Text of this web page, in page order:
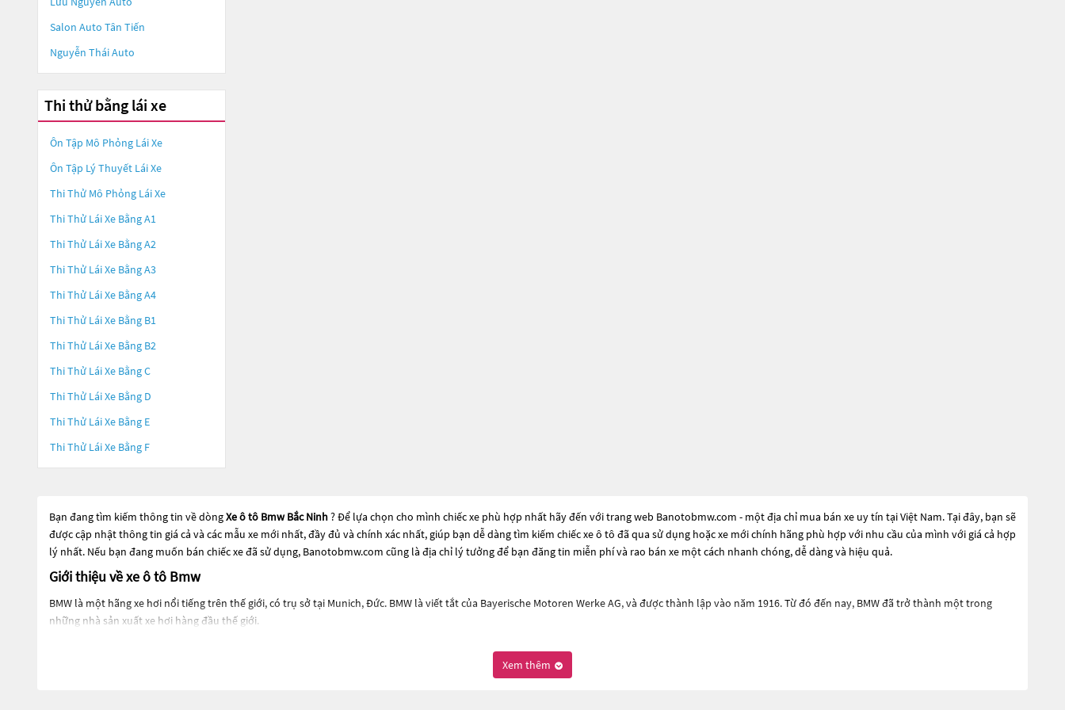
Salon Auto Tân Tiến
Nguyễn Thái Auto
Thi thử bằng lái xe
Ôn Tập Mô Phỏng Lái Xe
Ôn Tập Lý Thuyết Lái Xe
Thi Thử Mô Phỏng Lái Xe
Thi Thử Lái Xe Bằng A1
Thi Thử Lái Xe Bằng A2
Thi Thử Lái Xe Bằng A3
Thi Thử Lái Xe Bằng A4
Thi Thử Lái Xe Bằng B1
Thi Thử Lái Xe Bằng B2
Thi Thử Lái Xe Bằng C
Thi Thử Lái Xe Bằng D
Thi Thử Lái Xe Bằng E
Thi Thử Lái Xe Bằng F
Bạn đang tìm kiếm thông tin về dòngXe ô tô Bmw Bắc Ninh? Để lựa chọn cho mình chiếc xe phù hợp nhất hãy đến với trang web Banotobmw.com - một địa chỉ mua bán xe uy tín tại Việt Nam. Tại đây, bạn sẽ
được cập nhật thông tin giá cả và các mẫu xe mới nhất, đầy đủ và chính xác nhất, giúp bạn dễ dàng tìm kiếm chiếc xe ô tô đã qua sử dụng hoặc xe mới chính hãng phù hợp với nhu cầu của mình với giá cả hợp
lý nhất. Nếu bạn đang muốn bán chiếc xe đã sử dụng, Banotobmw.com cũng là địa chỉ lý tưởng để bạn đăng tin miễn phí và rao bán xe một cách nhanh chóng, dễ dàng và hiệu quả.
Giới thiệu về xe ô tô Bmw
BMW là một hãng xe hơi nổi tiếng trên thế giới, có trụ sở tại Munich, Đức. BMW là viết tắt của Bayerische Motoren Werke AG, và được thành lập vào năm 1916. Từ đó đến nay, BMW đã trở thành một trong
những nhà sản xuất xe hơi hàng đầu thế giới.
Một số dòng xe của BMW nổi bật như BMW 3 Series, BMW 5 Series, BMW 7 Series, BMW X5 và BMW M Series. BMW cũng đã ra mắt một số mẫu xe điện và hybrid như BMW i3 và BMW i8.
Xem thêm